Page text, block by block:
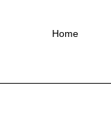
Home